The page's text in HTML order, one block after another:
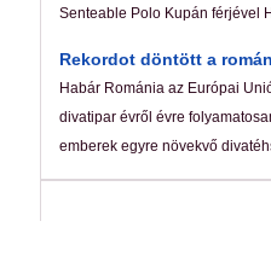
Senteable Polo Kupán férjével
Rekordot döntött a
Habár Románia az Európai
divatipar évről évre
emberek egyre növekvő